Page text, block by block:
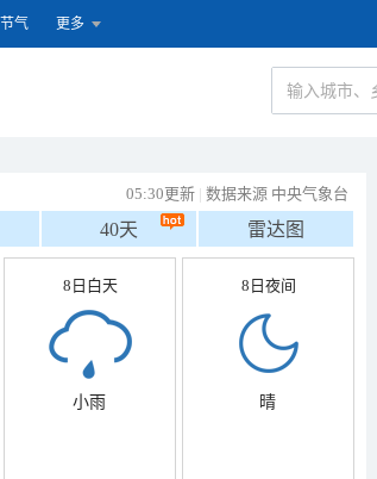
节气 更多
05:30更新 | 数据来源 中央气象台
40天 雷达图
8日白天
小雨
8日夜间
晴